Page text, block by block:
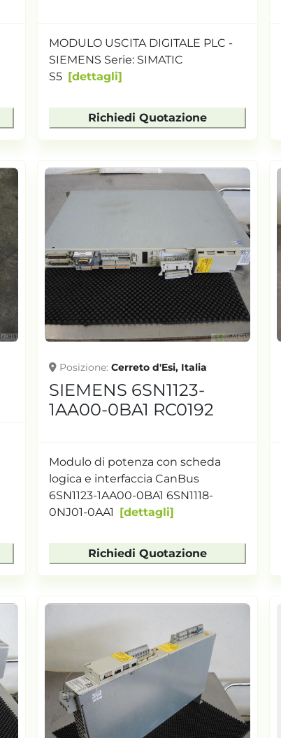
MODULO USCITA DIGITALE PLC -
SIEMENS Serie: SIMATIC
S5
dettagli
Richiedi Quotazione
Posizione Cerreto d'Esi, Italia
SIEMENS 6SN1123-
1AA00-0BA1 RC0192
Modulo di potenza con scheda
logica e interfaccia CanBus
6SN1123-1AA00-0BA1 6SN1118-
0NJ01-0AA1
dettagli
Richiedi Quotazione